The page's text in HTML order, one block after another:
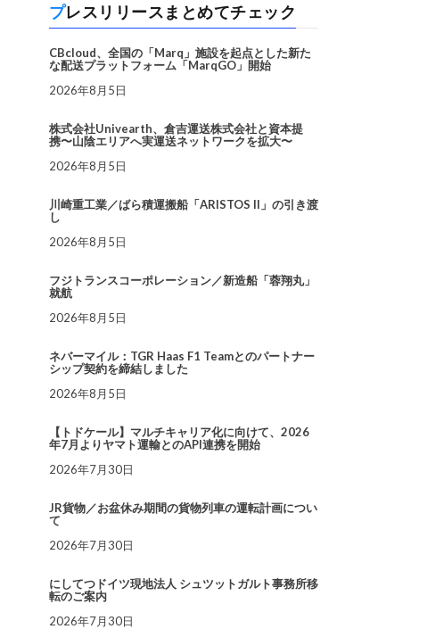
プレスリリースまとめてチェック
CBcloud、全国の「Marq」施設を起点とした新た
な配送プラットフォーム「MarqGO」開始
2026年8月5日
株式会社Univearth、倉吉運送株式会社と資本提
携〜山陰エリアへ実運送ネットワークを拡大〜
2026年8月5日
川崎重工業／ばら積運搬船「ARISTOS II」の引き渡
し
2026年8月5日
フジトランスコーポレーション／新造船「蓉翔丸」
就航
2026年8月5日
ネバーマイル：TGR Haas F1 Teamとのパートナー
シップ契約を締結しました
2026年8月5日
【トドケール】マルチキャリア化に向けて、2026
年7月よりヤマト運輸とのAPI連携を開始
2026年7月30日
JR貨物／お盆休み期間の貨物列車の運転計画につい
て
2026年7月30日
にしてつドイツ現地法人 シュツットガルト事務所移
転のご案内
2026年7月30日